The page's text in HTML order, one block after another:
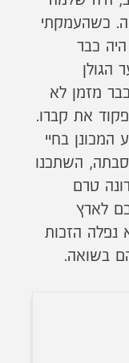
כשהעמקתי
כבר
הגולן
שלמה כבר מזמן לא
את קברו.
בשנת 1934 לרגע המכונן בחיי
השתכנו
טרם
לארץ
נפלה הזכות
בשואה.